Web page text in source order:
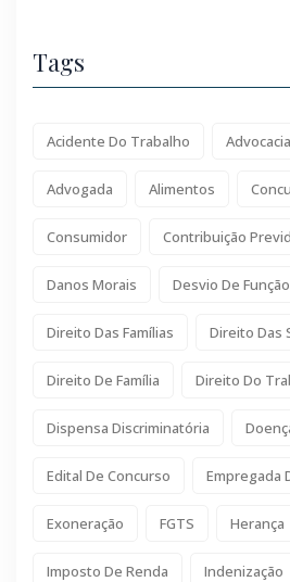
Tags
Acidente Do Trabalho
Advogada Alimentos
Consumidor Contribuição
Danos Morais Desvio De Função
Direito Das Famílias Direito Das
Direito De Família Direito Do
Dispensa Discriminatória
Edital De Concurso Empregada
Exoneração FGTS Herança
Imposto De Renda Indenização